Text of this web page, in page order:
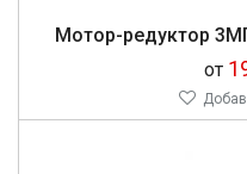
Мо­тор-ре­дук­тор
от